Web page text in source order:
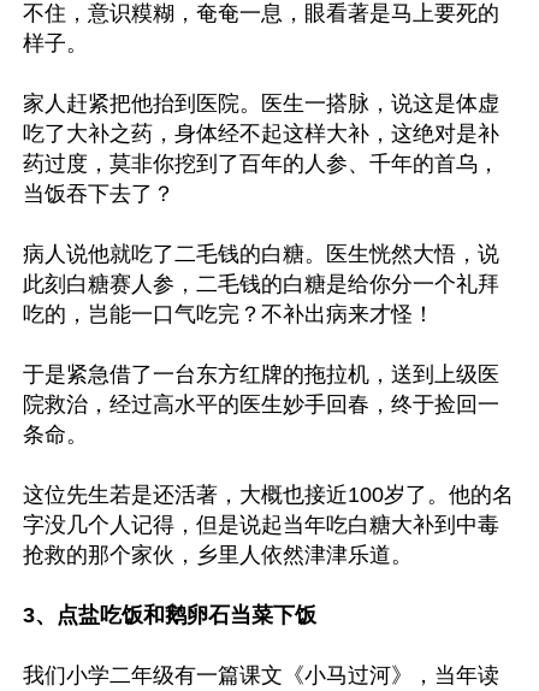
不住，意识糢糊，奄奄一息，眼看著是马上要死的
样子。
家人赶紧把他抬到医院。医生一搭脉，说这是体虚
吃了大补之药，身体经不起这样大补，这绝对是补
药过度，莫非你挖到了百年的人参、千年的首乌，
当饭吞下去了？
病人说他就吃了二毛钱的白糖。医生恍然大悟，说
此刻白糖赛人参，二毛钱的白糖是给你分一个礼拜
吃的，岂能一口气吃完？不补出病来才怪！
于是紧急借了一台东方红牌的拖拉机，送到上级医
院救治，经过高水平的医生妙手回春，终于捡回一
条命。
这位先生若是还活著，大概也接近100岁了。他的名
字没几个人记得，但是说起当年吃白糖大补到中毒
抢救的那个家伙，乡里人依然津津乐道。
3、点盐吃饭和鹅卵石当菜下饭
我们小学二年级有一篇课文《小马过河》，当年读